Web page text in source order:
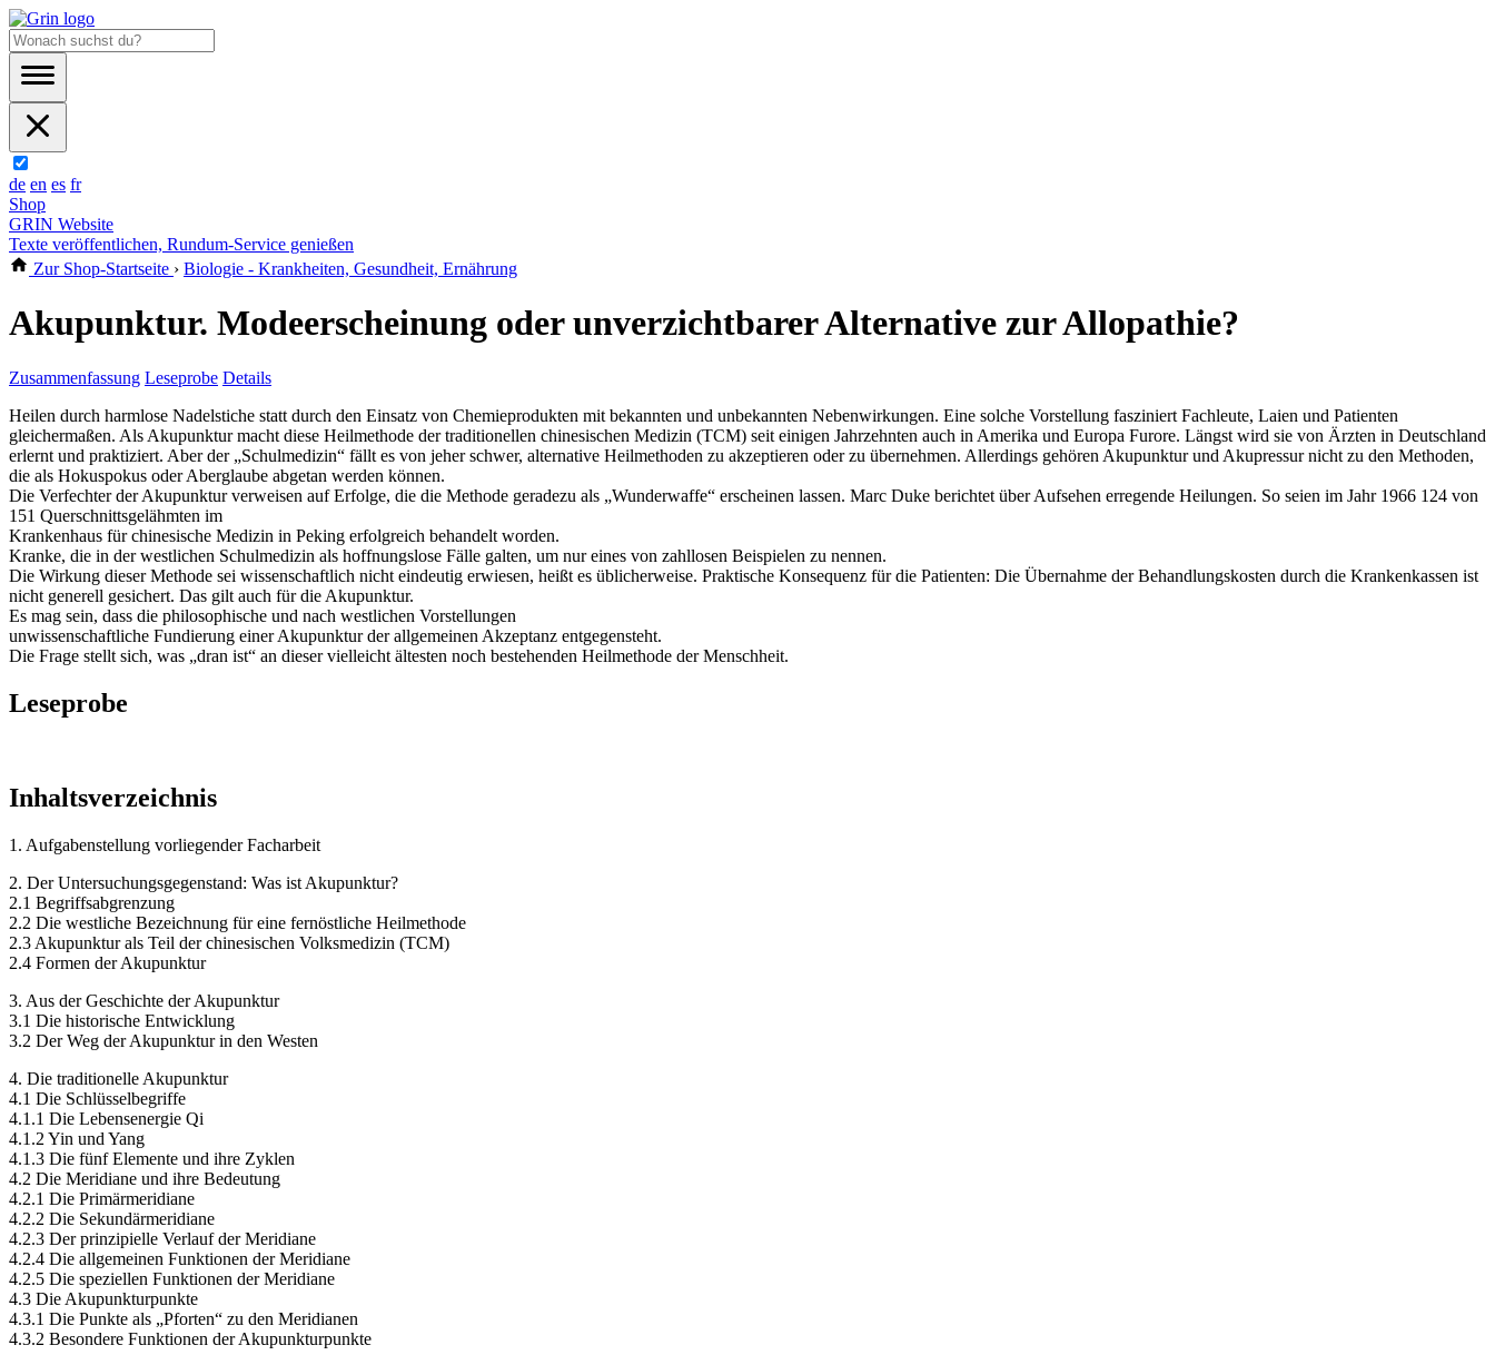
de en es fr
Shop
GRIN Website
Texte veröffentlichen, Rundum-Service genießen
Zur Shop-Startseite › Biologie - Krankheiten, Gesundheit, Ernährung
Akupunktur. Modeerscheinung oder unverzichtbarer Alternative zur Allopathie?
Zusammenfassung Leseprobe Details
Heilen durch harmlose Nadelstiche statt durch den Einsatz von Chemieprodukten mit bekannten und unbekannten Nebenwirkungen. Eine solche Vorstellung fasziniert Fachleute, Laien und Patienten
gleichermaßen. Als Akupunktur macht diese Heilmethode der traditionellen chinesischen Medizin (TCM) seit einigen Jahrzehnten auch in Amerika und Europa Furore. Längst wird sie von Ärzten in Deutschland
erlernt und praktiziert. Aber der „Schulmedizin“ fällt es von jeher schwer, alternative Heilmethoden zu akzeptieren oder zu übernehmen. Allerdings gehören Akupunktur und Akupressur nicht zu den Methoden,
die als Hokuspokus oder Aberglaube abgetan werden können.
Die Verfechter der Akupunktur verweisen auf Erfolge, die die Methode geradezu als „Wunderwaffe“ erscheinen lassen. Marc Duke berichtet über Aufsehen erregende Heilungen. So seien im Jahr 1966 124 von
151 Querschnittsgelähmten im
Krankenhaus für chinesische Medizin in Peking erfolgreich behandelt worden.
Kranke, die in der westlichen Schulmedizin als hoffnungslose Fälle galten, um nur eines von zahllosen Beispielen zu nennen.
Die Wirkung dieser Methode sei wissenschaftlich nicht eindeutig erwiesen, heißt es üblicherweise. Praktische Konsequenz für die Patienten: Die Übernahme der Behandlungskosten durch die Krankenkassen ist
nicht generell gesichert. Das gilt auch für die Akupunktur.
Es mag sein, dass die philosophische und nach westlichen Vorstellungen
unwissenschaftliche Fundierung einer Akupunktur der allgemeinen Akzeptanz entgegensteht.
Die Frage stellt sich, was „dran ist“ an dieser vielleicht ältesten noch bestehenden Heilmethode der Menschheit.
Leseprobe
Inhaltsverzeichnis
1. Aufgabenstellung vorliegender Facharbeit
2. Der Untersuchungsgegenstand: Was ist Akupunktur?
2.1 Begriffsabgrenzung
2.2 Die westliche Bezeichnung für eine fernöstliche Heilmethode
2.3 Akupunktur als Teil der chinesischen Volksmedizin (TCM)
2.4 Formen der Akupunktur
3. Aus der Geschichte der Akupunktur
3.1 Die historische Entwicklung
3.2 Der Weg der Akupunktur in den Westen
4. Die traditionelle Akupunktur
4.1 Die Schlüsselbegriffe
4.1.1 Die Lebensenergie Qi
4.1.2 Yin und Yang
4.1.3 Die fünf Elemente und ihre Zyklen
4.2 Die Meridiane und ihre Bedeutung
4.2.1 Die Primärmeridiane
4.2.2 Die Sekundärmeridiane
4.2.3 Der prinzipielle Verlauf der Meridiane
4.2.4 Die allgemeinen Funktionen der Meridiane
4.2.5 Die speziellen Funktionen der Meridiane
4.3 Die Akupunkturpunkte
4.3.1 Die Punkte als „Pforten“ zu den Meridianen
4.3.2 Besondere Funktionen der Akupunkturpunkte